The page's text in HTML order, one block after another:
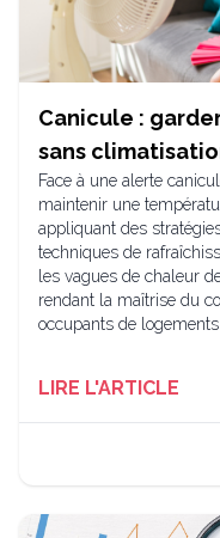
Canicule :
sans
Face à une alerte
maintenir une
appliquant des
techniques de
les vagues de chaleur
rendant la maîtrise du
occupants de logements
LIRE L'ARTICLE